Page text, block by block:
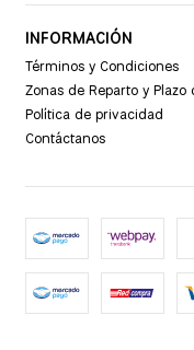
INFORMACIÓN
Términos y Condiciones
Zonas de Reparto y Plazo
Política de privacidad
Contáctanos